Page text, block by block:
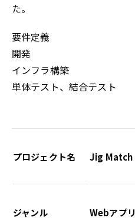
た。
要件定義
開発
インフラ構築
単体テスト、結合テスト
プロジェクト名 Jig Match
ジャンル Webアプリ